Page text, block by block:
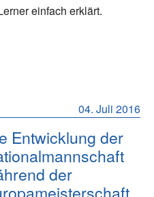
einfach erklärt.
04. Juli 2016
Entwicklung der
der